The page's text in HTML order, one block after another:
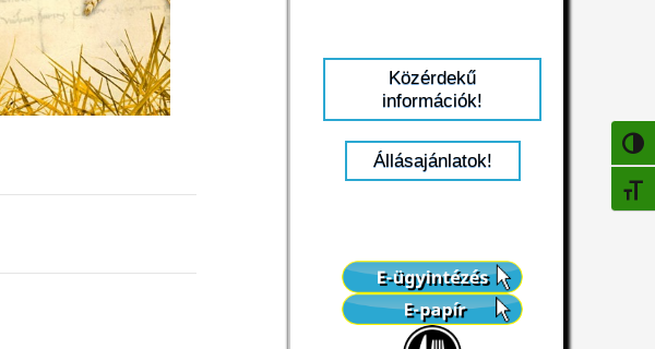
Közérdekű
információk!
Állásajánlatok!